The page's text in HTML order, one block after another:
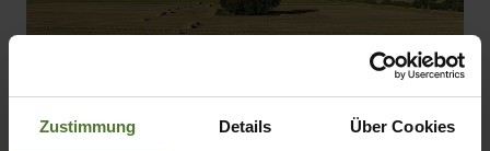
Zustimmung Details Über Cookies